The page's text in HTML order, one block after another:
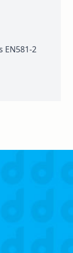
EN581-2